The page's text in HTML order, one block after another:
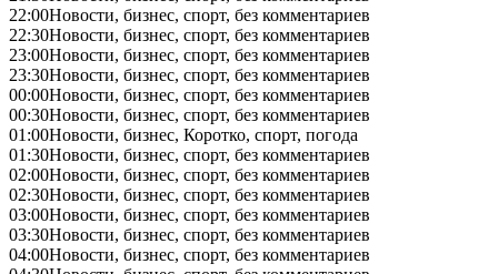
22:00Новости, бизнес, спорт, без комментариев
22:30Новости, бизнес, спорт, без комментариев
23:00Новости, бизнес, спорт, без комментариев
23:30Новости, бизнес, спорт, без комментариев
00:00Новости, бизнес, спорт, без комментариев
00:30Новости, бизнес, спорт, без комментариев
01:00Новости, бизнес, Коротко, спорт, погода
01:30Новости, бизнес, спорт, без комментариев
02:00Новости, бизнес, спорт, без комментариев
02:30Новости, бизнес, спорт, без комментариев
03:00Новости, бизнес, спорт, без комментариев
03:30Новости, бизнес, спорт, без комментариев
04:00Новости, бизнес, спорт, без комментариев